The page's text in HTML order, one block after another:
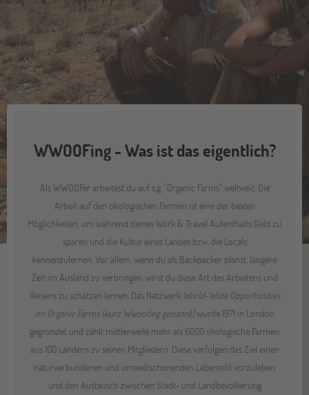
WWOOFing - Was ist das eigentlich?
Als WWOOFer arbeitest du auf s.g. "Organic Farms" weltweit. Die
Arbeit auf den ökologischen Farmen ist eine der besten
Möglichkeiten, um während deines Work & Travel Aufenthalts Geld zu
sparen und die Kultur eines Landes bzw. die Locals
kennenzulernen. Vor allem, wenn du als Backpacker planst, längere
Zeit im Ausland zu verbringen, wirst du diese Art des Arbeitens und
Reisens zu schätzen lernen. Das Netzwerk World-Wide Opportunities
on Organic Farms (kurz Wwoofing genannt)wurde 1971 in London
gegründet und zählt mittlerweile mehr als 6000 ökologische Farmen
aus 100 Ländern zu seinen Mitgliedern. Diese verfolgen das Ziel einen
naturverbundenen und umweltschonenden Lebensstil vorzuleben
und den Austausch zwischen Stadt- und Landbevölkerung